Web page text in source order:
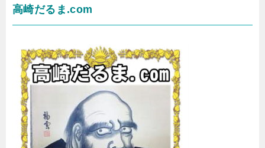
高崎だるま.com